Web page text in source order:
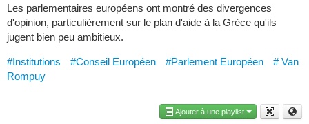
Les parlementaires européens ont montré des divergences
d'opinion, particulièrement sur le plan d'aide à la Grèce qu'ils
jugent bien peu ambitieux.
#Institutions #Conseil Européen #Parlement Européen
# Van
Rompuy
Ajouter à une playlist